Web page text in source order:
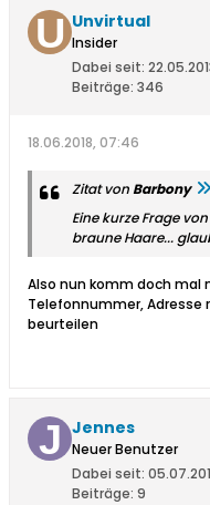
Unvirtual
Insider
Dabei seit:
Beiträge: 346
18.06.2018, 07:46
Zitat vonBarbony
Eine kurze Frage
braune Haare...
Also nun komm doch mal
Telefonnummer, Adresse
beurteilen
Jennes
Neuer Benutzer
Dabei seit:
Beiträge: 9